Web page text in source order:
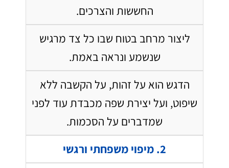
החששות והצרכים.
ליצור מרחב בטוח שבו כל צד מרגיש
שנשמע ונראה באמת.
הדגש הוא על זהות, על הקשבה ללא
שיפוט, ועל יצירת שפה מכבדת עוד לפני
שמדברים על הסכמות.
2. מיפוי משפחתי ורגשי